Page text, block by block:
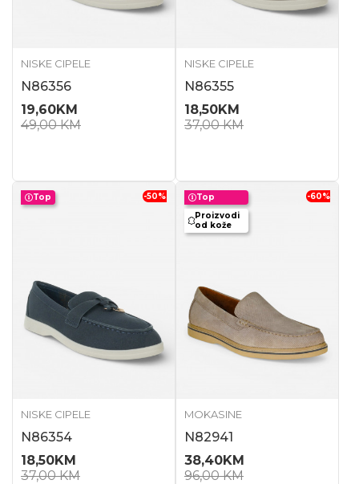
NISKE CIPELE
N86356
19,60KM
49,00KM
NISKE CIPELE
N86355
18,50KM
37,00KM
Top -50%
NISKE CIPELE
N86354
18,50KM
37,00KM
Top
Proizvodi
od kože
-60%
MOKASINE
N82941
38,40KM
96,00KM